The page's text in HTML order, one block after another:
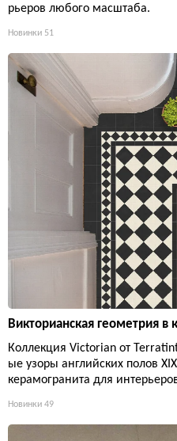
рьеров любого масштаба.
Новинки 51
Викторианская геометрия в
Коллекция Victorian от
ые узоры английских полов
керамогранита для
Новинки 49